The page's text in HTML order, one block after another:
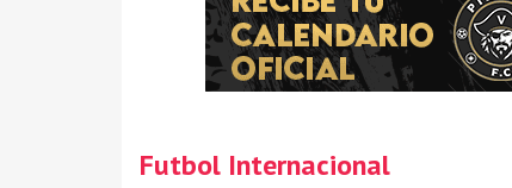
Futbol Internacional